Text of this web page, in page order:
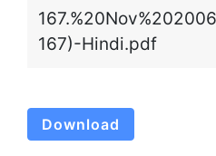
167)-Hindi.pdf
Download